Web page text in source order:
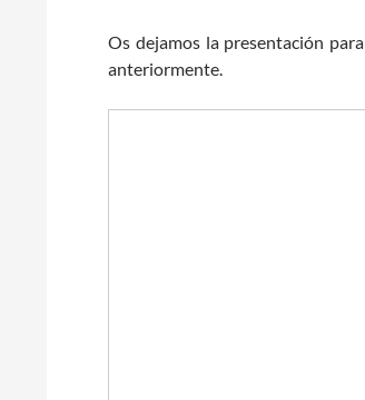
Os dejamos la presentación
anteriormente.